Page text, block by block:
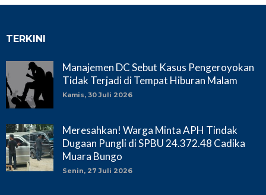
TERKINI
Manajemen DC Sebut Kasus Pengeroyokan
Tidak Terjadi di Tempat Hiburan Malam
Kamis, 30 Juli 2026
Meresahkan! Warga Minta APH Tindak
Dugaan Pungli di SPBU 24.372.48 Cadika
Muara Bungo
Senin, 27 Juli 2026